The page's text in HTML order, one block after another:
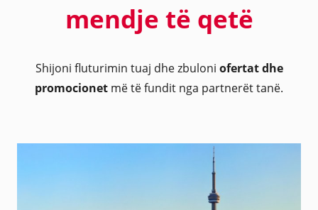
mendje të qetë
Shijoni fluturimin tuaj dhe zbuloni ofertat dhe
promocionet më të fundit nga partnerët tanë.